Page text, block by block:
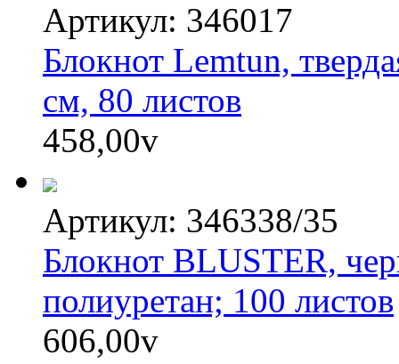
Артикул: 346017
Блокнот Lemtun,
см, 80 листов
458,00v
Артикул: 346338/35
Блокнот BLUSTER,
полиуретан; 100 листов
606,00v